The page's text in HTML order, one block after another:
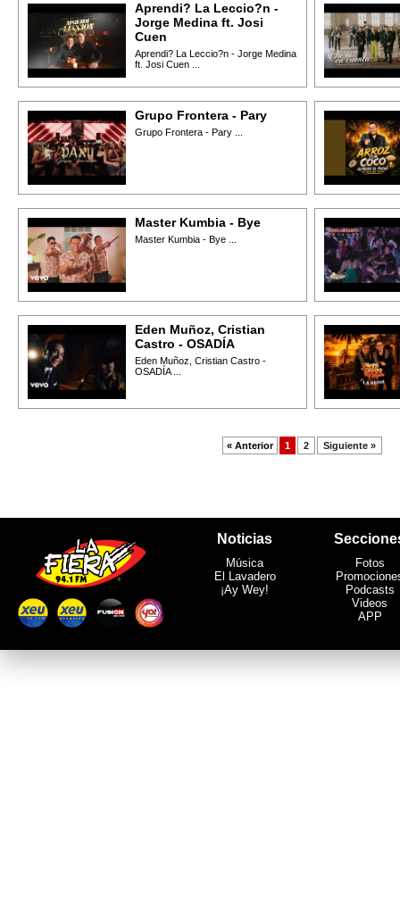
Aprendi? La Leccio?n -
Jorge Medina ft. Josi
Cuen
Aprendi? La Leccio?n - Jorge Medina
ft. Josi Cuen ...
Grupo Frontera - Pary
Grupo Frontera - Pary ...
Master Kumbia - Bye
Master Kumbia - Bye ...
Eden Muñoz, Cristian
Castro - OSADÍA
Eden Muñoz, Cristian Castro -
OSADÍA ...
« Anterior 1 2 Siguiente »
Noticias
Música
El Lavadero
¡Ay Wey!
Fotos
Podcasts
Videos
APP